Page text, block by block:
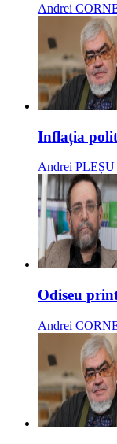
Andrei
Inflația
Andrei PLEȘU
Odiseu
Andrei